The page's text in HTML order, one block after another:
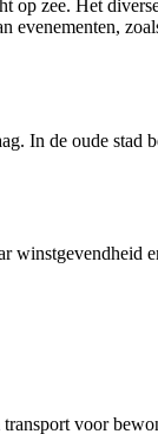
op zee. Het
evenementen,
In de oude stad
winstgevendheid
voor